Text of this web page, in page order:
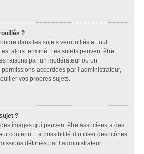
?
dans les sujets verrouillés et tout
alors terminé. Les sujets peuvent être
raisons par un modérateur ou un
accordées par l’administrateur,
vos propres sujets.
?
images qui peuvent être associées à des
contenu. La possibilité d’utiliser des icônes
définies par l’administrateur.